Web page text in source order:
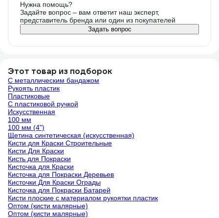
Нужна помощь?
Задайте вопрос – вам ответит наш эксперт,
представитель бренда или один из покупателей
Задать вопрос
Этот товар из подборок
С металлическим бандажом
Рукоять пластик
Пластиковые
С пластиковой ручкой
Искусственная
100 мм
100 мм (4")
Щетина синтетическая (искусственная)
Кисти для Краски Строительные
Кисти Для Краски
Кисть для Покраски
Кисточка для Краски
Кисточка для Покраски Деревьев
Кисточки Для Краски Ограды
Кисточка для Покраски Батарей
Кисти плоские с материалом рукоятки пластик
Оптом (кисти малярные)
Оптом (кисти малярные)